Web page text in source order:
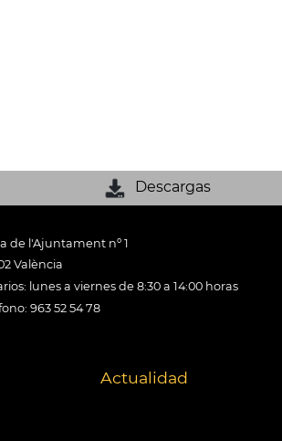
Descargas
de l'Ajuntament nº 1
València
lunes a viernes de 8:30 a 14:00 horas
963 52 54 78
Actualidad